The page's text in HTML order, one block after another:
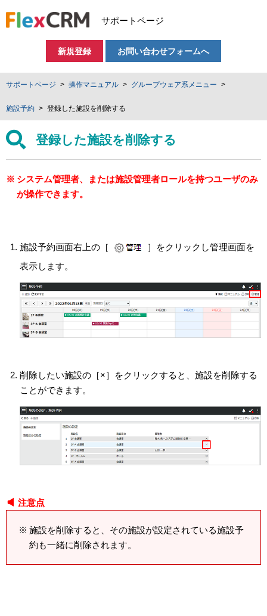
サポートページ
新規登録 お問い合わせフォームへ
サポートページ 操作マニュアル グループウェア系メニュー
施設予約 登録した施設を削除する
登録した施設を削除する
システム管理者、または施設管理者ロールを持つユーザのみ
が操作できます。
施設予約画面右上の［
］をクリックし管理画面を
表示します。
削除したい施設の［×］をクリックすると、施設を削除する
ことができます。
注意点
施設を削除すると、その施設が設定されている施設予
約も一緒に削除されます。